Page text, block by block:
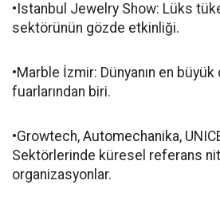
•Istanbul Jewelry Show: Lüks
sektörünün gözde etkinliği.
•Marble İzmir: Dünyanın en
fuarlarından biri.
•Growtech, Automechanika,
Sektörlerinde küresel referans
organizasyonlar.